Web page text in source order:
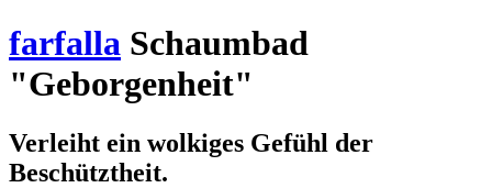
farfalla Schaumbad
"Geborgenheit"
Verleiht ein wolkiges Gefühl der
Beschütztheit.